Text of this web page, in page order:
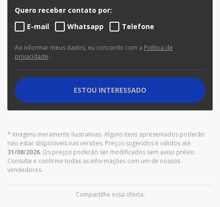
* Imagens meramente ilustrativas. Alguns itens apresentados poderão
não estar disponíveis nas versões. Preços sugeridos e válidos até
31/08/2026. Os preços poderão ser modificados sem aviso prévio.
Consulte e confirme todas as informações com um de nossos
vendedores.
Compartilhe essa oferta:
Quero receber contato por:
E-mail
Whatsapp Telefone
Ao informar meus dados, eu concordo com a Política de
privacidade.
ESTOU INTERESSADO